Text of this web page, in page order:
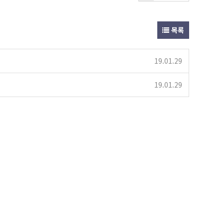
목록
19.01.29
19.01.29